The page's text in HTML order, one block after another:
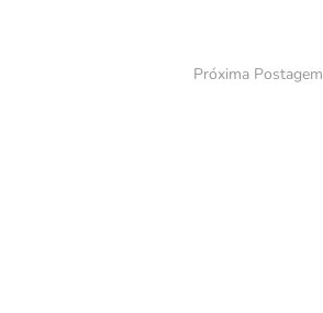
Próxima Postagem